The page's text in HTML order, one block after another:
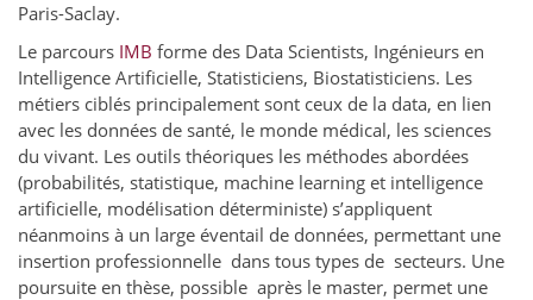
Paris-Saclay.
Le parcours IMB forme des Data Scientists, Ingénieurs en
Intelligence Artificielle, Statisticiens, Biostatisticiens. Les
métiers ciblés principalement sont ceux de la data, en lien
avec les données de santé, le monde médical, les sciences
du vivant. Les outils théoriques les méthodes abordées
(probabilités, statistique, machine learning et intelligence
artificielle, modélisation déterministe) s’appliquent
néanmoins à un large éventail de données, permettant une
insertion professionnelle dans tous types de secteurs. Une
poursuite en thèse, possible après le master, permet une